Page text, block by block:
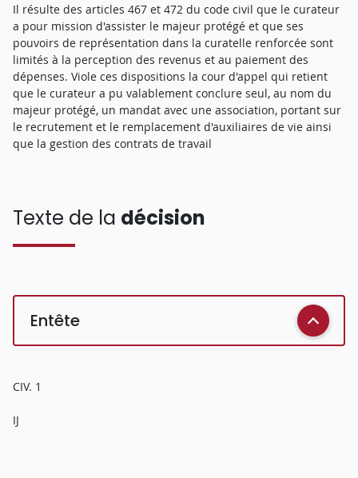
Il résulte des articles 467 et 472 du code civil que le curateur
a pour mission d'assister le majeur protégé et que ses
pouvoirs de représentation dans la curatelle renforcée sont
limités à la perception des revenus et au paiement des
dépenses. Viole ces dispositions la cour d'appel qui retient
que le curateur a pu valablement conclure seul, au nom du
majeur protégé, un mandat avec une association, portant sur
le recrutement et le remplacement d'auxiliaires de vie ainsi
que la gestion des contrats de travail
Texte de la décision
Entête
CIV. 1
IJ